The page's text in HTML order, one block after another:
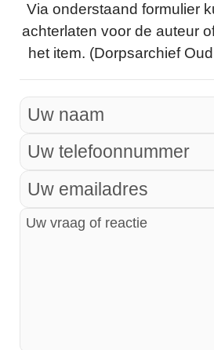
Via onderstaand formulier
achterlaten voor de auteur
het item. (Dorpsarchief